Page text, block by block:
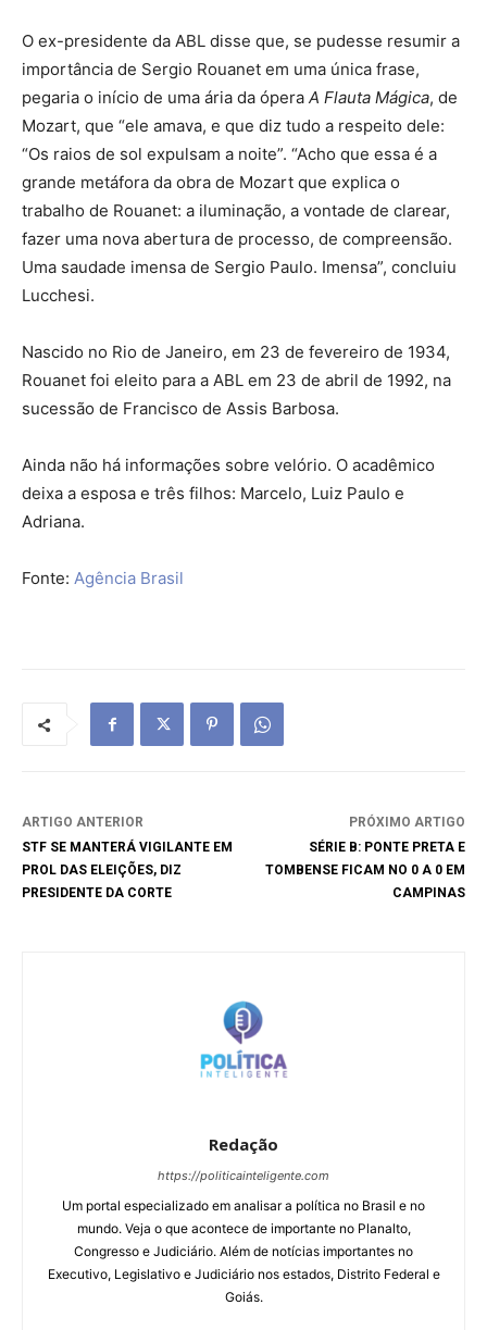
O ex-presidente da ABL disse que, se pudesse resumir a
importância de Sergio Rouanet em uma única frase,
pegaria o início de uma ária da ópera A Flauta Mágica, de
Mozart, que “ele amava, e que diz tudo a respeito dele:
“Os raios de sol expulsam a noite”. “Acho que essa é a
grande metáfora da obra de Mozart que explica o
trabalho de Rouanet: a iluminação, a vontade de clarear,
fazer uma nova abertura de processo, de compreensão.
Uma saudade imensa de Sergio Paulo. Imensa”, concluiu
Lucchesi.
Nascido no Rio de Janeiro, em 23 de fevereiro de 1934,
Rouanet foi eleito para a ABL em 23 de abril de 1992, na
sucessão de Francisco de Assis Barbosa.
Ainda não há informações sobre velório. O acadêmico
deixa a esposa e três filhos: Marcelo, Luiz Paulo e
Adriana.
Fonte: Agência Brasil
ARTIGO ANTERIOR
STF SE MANTERÁ VIGILANTE EM
PROL DAS ELEIÇÕES, DIZ
PRESIDENTE DA CORTE
PRÓXIMO ARTIGO
SÉRIE B: PONTE PRETA E
TOMBENSE FICAM NO 0 A 0 EM
CAMPINAS
Redação
https://politicainteligente.com
Um portal especializado em analisar a política no Brasil e no
mundo. Veja o que acontece de importante no Planalto,
Congresso e Judiciário. Além de notícias importantes no
Executivo, Legislativo e Judiciário nos estados, Distrito Federal e
Goiás.